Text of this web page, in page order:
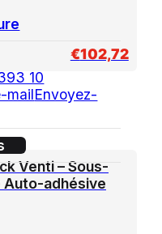
10
mailEnvoyez-
€102,72
Venti – Sous-
Auto-adhésive